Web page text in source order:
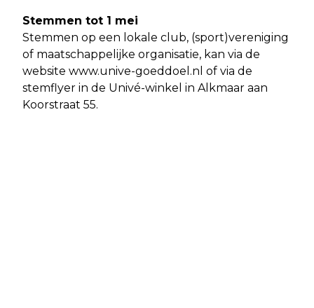
Stemmen tot 1 mei
Stemmen op een lokale club, (sport)vereniging
of maatschappelijke organisatie, kan via de
website www.unive-goeddoel.nl of via de
stemflyer in de Univé-winkel in Alkmaar aan
Koorstraat 55.